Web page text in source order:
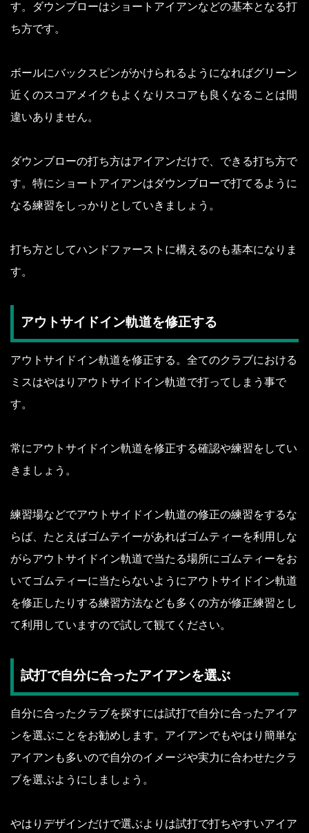
す。ダウンブローはショートアイアンなどの基本となる打
ち方です。
ボールにバックスピンがかけられるようになればグリーン
近くのスコアメイクもよくなりスコアも良くなることは間
違いありません。
ダウンブローの打ち方はアイアンだけで、できる打ち方で
す。特にショートアイアンはダウンブローで打てるように
なる練習をしっかりとしていきましょう。
打ち方としてハンドファーストに構えるのも基本になりま
す。
アウトサイドイン軌道を修正する
アウトサイドイン軌道を修正する。全てのクラブにおける
ミスはやはりアウトサイドイン軌道で打ってしまう事で
す。
常にアウトサイドイン軌道を修正する確認や練習をしてい
きましょう。
練習場などでアウトサイドイン軌道の修正の練習をするな
らば、たとえばゴムテイーがあればゴムティーを利用しな
がらアウトサイドイン軌道で当たる場所にゴムティーをお
いてゴムティーに当たらないようにアウトサイドイン軌道
を修正したりする練習方法なども多くの方が修正練習とし
て利用していますので試して観てください。
試打で自分に合ったアイアンを選ぶ
自分に合ったクラブを探すには試打で自分に合ったアイア
ンを選ぶことをお勧めします。アイアンでもやはり簡単な
アイアンも多いので自分のイメージや実力に合わせたクラ
ブを選ぶようにしましょう。
やはりデザインだけで選ぶよりは試打で打ちやすいアイア